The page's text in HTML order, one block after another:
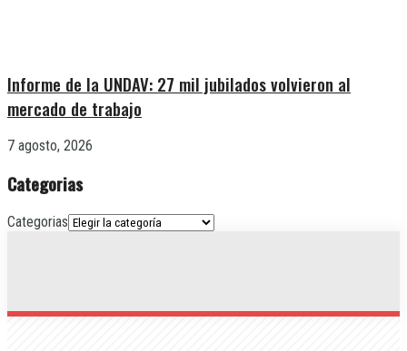
Informe de la UNDAV: 27 mil jubilados volvieron al
mercado de trabajo
7 agosto, 2026
Categorias
Categorias